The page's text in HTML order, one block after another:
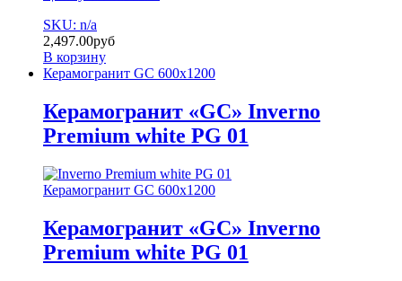
SKU: n/a
2,497.00руб
В корзину
Керамогранит GC 600х1200
Керамогранит «GC» Inverno
Premium white PG 01
Керамогранит GC 600х1200
Керамогранит «GC» Inverno
Premium white PG 01